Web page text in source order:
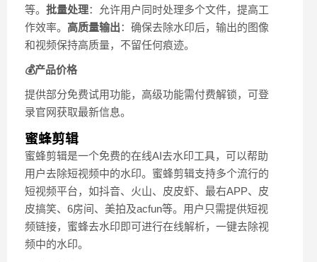
等。 批量处理：允许用户同时处理多个文件，提高工
作效率。 高质量输出：确保去除水印后，输出的图像
和视频保持高质量，不留任何痕迹。
💰产品价格
提供部分免费试用功能，高级功能需付费解锁，可登
录官网获取最新信息。
蜜蜂剪辑
蜜蜂剪辑是一个免费的在线AI去水印工具，可以帮助
用户去除短视频中的水印。蜜蜂剪辑支持多个流行的
短视频平台，如抖音、火山、皮皮虾、最右APP、皮
皮搞笑、6房间、美拍及acfun等。用户只需提供短视
频链接，蜜蜂去水印即可进行在线解析，一键去除视
频中的水印。